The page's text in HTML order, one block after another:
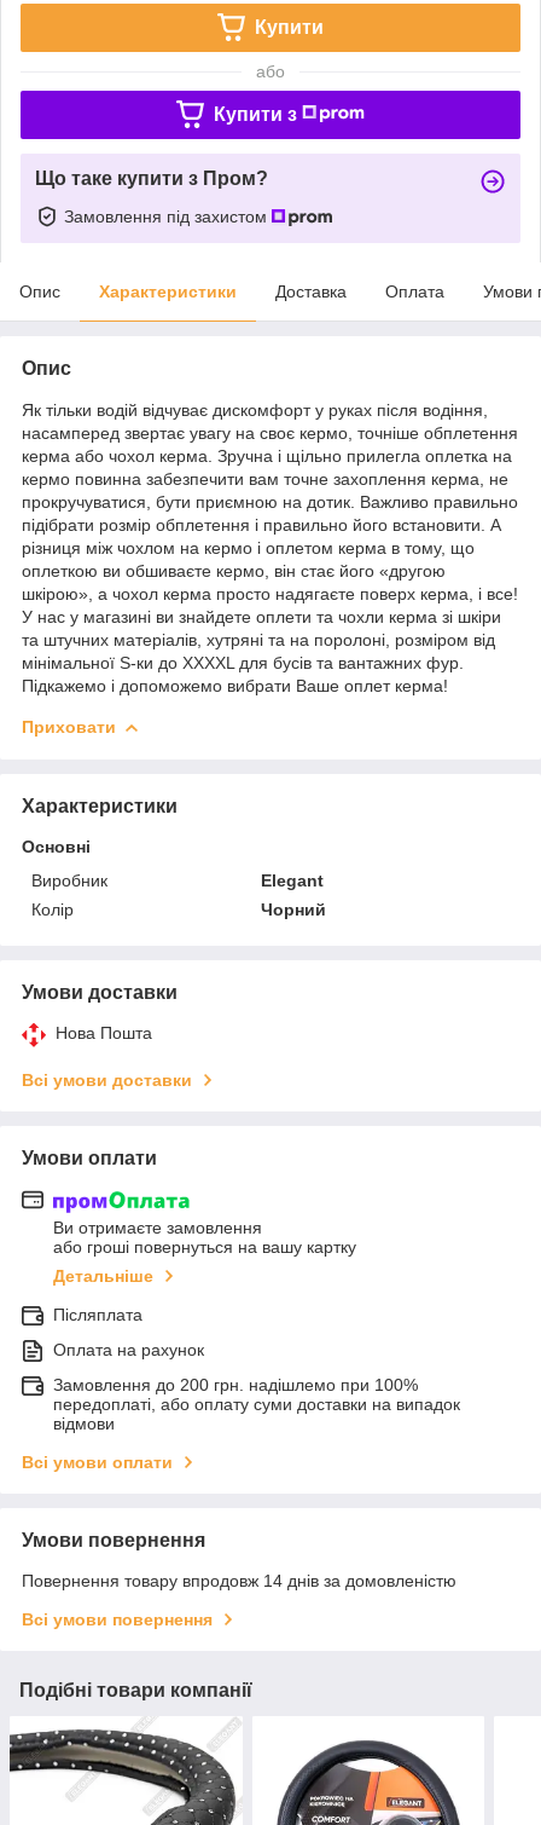
Купити
або
Купити з
Що таке купити з Пром?
Замовлення під захистом
Опис Характеристики Доставка Оплата Умови
Опис
Як тільки водій відчуває дискомфорт у руках після водіння,
насамперед звертає увагу на своє кермо, точніше обплетення
керма або чохол керма. Зручна і щільно прилегла оплетка на
кермо повинна забезпечити вам точне захоплення керма, не
прокручуватися, бути приємною на дотик. Важливо правильно
підібрати розмір обплетення і правильно його встановити. А
різниця між чохлом на кермо і оплетом керма в тому, що
оплеткою ви обшиваєте кермо, він стає його «другою
шкірою», а чохол керма просто надягаєте поверх керма, і все!
У нас у магазині ви знайдете оплети та чохли керма зі шкіри
та штучних матеріалів, хутряні та на поролоні, розміром від
мінімальної S-ки до XXXXL для бусів та вантажних фур.
Підкажемо і допоможемо вибрати Ваше оплет керма!
Приховати
Характеристики
Основні
Виробник
Elegant
Колір
Чорний
Умови доставки
Нова Пошта
Всі умови доставки
Умови оплати
Ви отримаєте замовлення
або гроші повернуться на вашу картку
Детальніше
Післяплата
Оплата на рахунок
Замовлення до 200 грн. надішлемо при 100%
передоплаті, або оплату суми доставки на випадок
відмови
Всі умови оплати
Умови повернення
Повернення товару впродовж 14 днів за домовленістю
Всі умови повернення
Подібні товари компанії